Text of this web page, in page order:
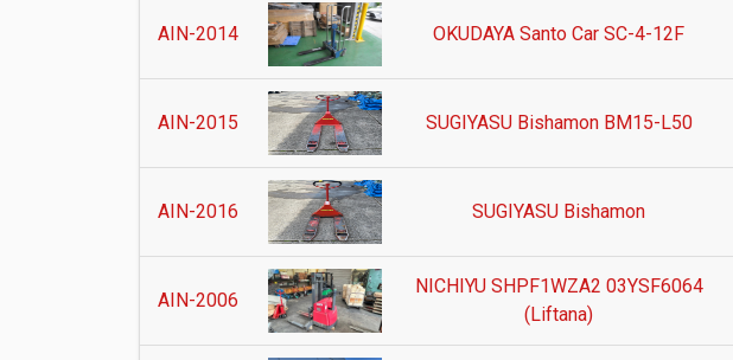
AIN-2014 OKUDAYA Santo Car SC-4-12F
AIN-2015 SUGIYASU Bishamon BM15-L50
AIN-2016 SUGIYASU Bishamon
AIN-2006
NICHIYU SHPF1WZA2 03YSF6064
(Liftana)